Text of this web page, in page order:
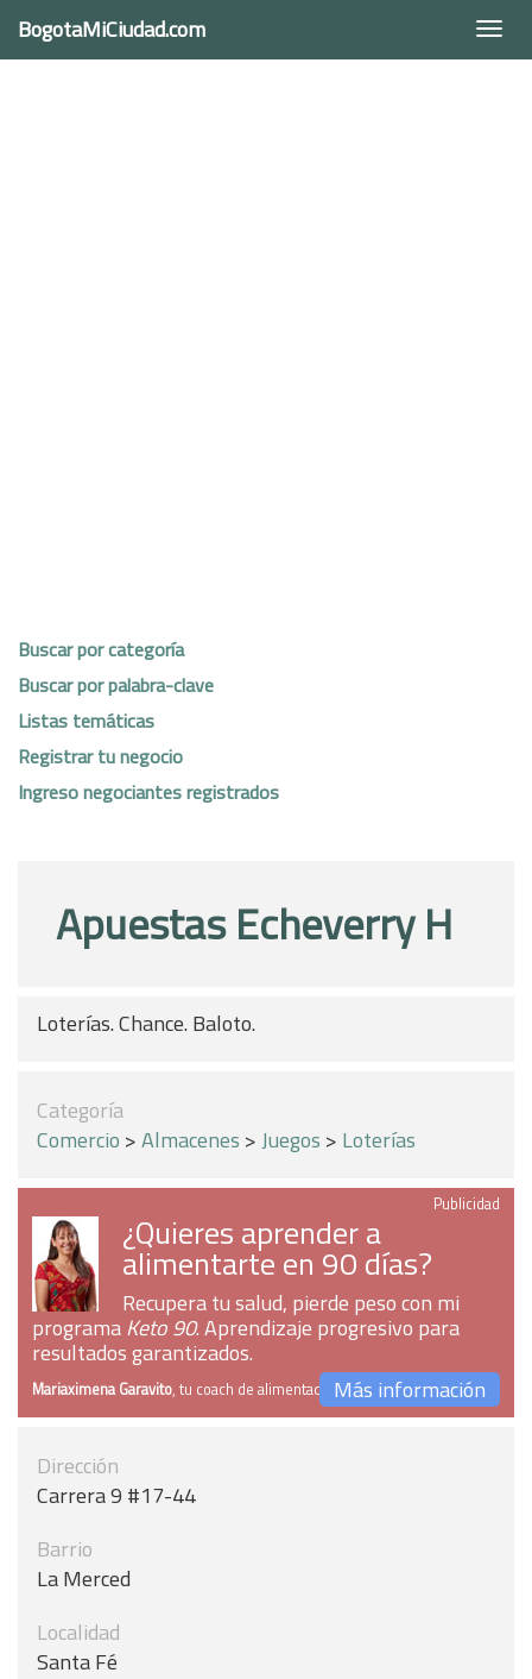
BogotaMiCiudad.com
Buscar por categoría
Buscar por palabra-clave
Listas temáticas
Registrar tu negocio
Ingreso negociantes registrados
Apuestas Echeverry H
Loterías. Chance. Baloto.
Categoría
Comercio >Almacenes >Juegos > Loterías
Publicidad
¿Quieres aprender a
alimentarte en 90 días?
Recupera tu salud, pierde peso con mi
programaKeto 90. Aprendizaje progresivo para
resultados garantizados.
Mariaximena Garavito, tu coach de alimentaciónMás información
Dirección
Carrera 9 #17-44
Barrio
La Merced
Localidad
Santa Fé